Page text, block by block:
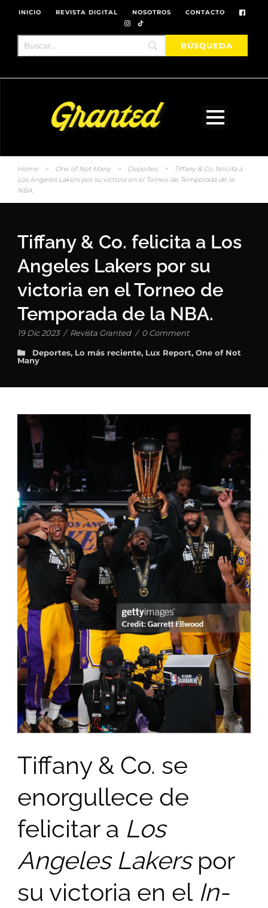
INICIO REVISTA DIGITAL NOSOTROS CONTACTO
Home > One of Not Many > Deportes >
Tiffany & Co. felicita a
Los Angeles Lakers por su victoria en el Torneo de Temporada de la
NBA.
Tiffany & Co. felicita a Los
Angeles Lakers por su
victoria en el Torneo de
Temporada de la NBA.
19 Dic 2023 / Revista Granted / 0 Comment
Deportes, Lo más reciente, Lux Report, One of Not
Many
Tiffany & Co. se
enorgullece de
felicitar a Los
Angeles Lakerspor
su victoria en el In-